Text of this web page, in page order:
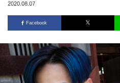
2020.08.07
Facebook